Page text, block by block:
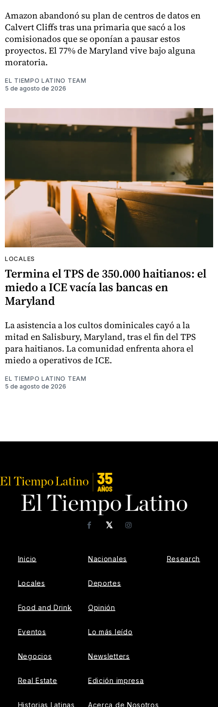
Amazon abandonó su plan de centros de datos en
Calvert Cliffs tras una primaria que sacó a los
comisionados que se oponían a pausar estos
proyectos. El 77% de Maryland vive bajo alguna
moratoria.
EL TIEMPO LATINO TEAM
5 de agosto de 2026
LOCALES
Termina el TPS de 350.000 haitianos: el
miedo a ICE vacía las bancas en
Maryland
La asistencia a los cultos dominicales cayó a la
mitad en Salisbury, Maryland, tras el fin del TPS
para haitianos. La comunidad enfrenta ahora el
miedo a operativos de ICE.
EL TIEMPO LATINO TEAM
5 de agosto de 2026
𝕏
FacebookInstagram
Inicio
Locales
Food and Drink
Eventos
Negocios
Real Estate
Historias Latinas
Nacionales
Deportes
Opinión
Lo más leído
Newsletters
Edición impresa
Acerca de Nosotros
Research